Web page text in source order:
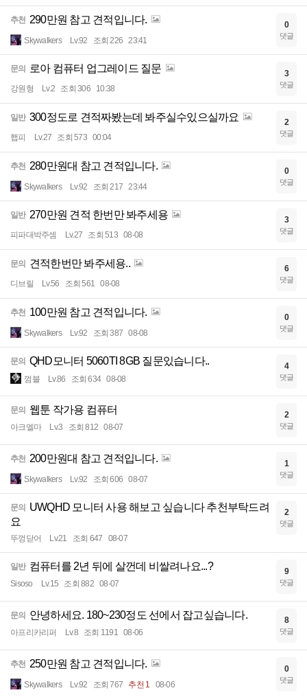
추천 290만원 참고 견적입니다.
Skywalkers Lv.92 조회 226 23:41
0
댓글
문의 로아 컴퓨터 업그레이드 질문
강원형 Lv.2 조회 306 10:38
3
댓글
일반 300정도로 견적짜봤는데 봐주실수있으실까요
햅피 Lv.27 조회 573 00:04
2
댓글
추천 280만원대 참고 견적입니다.
Skywalkers Lv.92 조회 217 23:44
0
댓글
일반 270만원 견적 한번만 봐주세용
피파대박주셈 Lv.27 조회 513 08-08
3
댓글
문의 견적한번만 봐주세용..
디브릴 Lv.56 조회 561 08-08
6
댓글
추천 100만원 참고 견적입니다.
Skywalkers Lv.92 조회 387 08-08
0
댓글
문의 QHD모니터 5060TI 8GB 질문있습니다..
껌블 Lv.86 조회 634 08-08
4
댓글
문의 웹툰 작가용 컴퓨터
아크엘마 Lv.3 조회 812 08-07
2
댓글
추천 200만원대 참고 견적입니다.
Skywalkers Lv.92 조회 606 08-07
1
댓글
문의 UWQHD 모니터 사용 해보고 싶습니다 추천부탁드려
요
뚜껑닫어 Lv.21 조회 647 08-07
2
댓글
일반 컴퓨터를 2년 뒤에 살껀데 비쌀려나요...?
Sisoso Lv.15 조회 882 08-07
9
댓글
문의 안녕하세요. 180~230정도 선에서 잡고싶습니다.
아프리카리퍼 Lv.8 조회 1191 08-06
8
댓글
추천 250만원 참고 견적입니다.
Skywalkers Lv.92 조회 767 추천 1 08-06
0
댓글